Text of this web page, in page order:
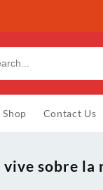
Shop Contact Us
sobre la